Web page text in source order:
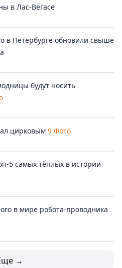
в Лас-Вегасе
в Петербурге обновили свыше
будут носить
цирковым 9 Фото
5 самых тёплых в истории
в мире робота-проводника
→